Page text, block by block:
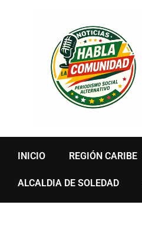
INICIO REGIÓN CARIBE
ALCALDIA DE SOLEDAD